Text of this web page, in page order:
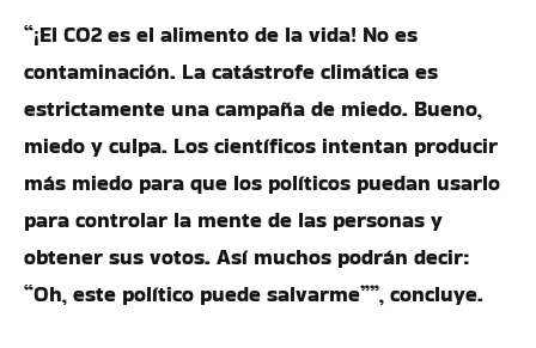
“¡El CO2 es el alimento de la vida! No es
contaminación. La catástrofe climática es
estrictamente una campaña de miedo. Bueno,
miedo y culpa. Los científicos intentan producir
más miedo para que los políticos puedan usarlo
para controlar la mente de las personas y
obtener sus votos. Así muchos podrán decir:
“Oh, este político puede salvarme””, concluye.